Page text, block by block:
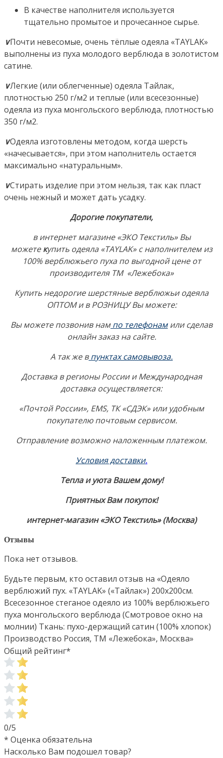
В качестве наполнителя используется
тщательно промытое и прочесанное сырье.
∨Почти невесомые, очень тёплые одеяла «TAYLAK»
выполнены из пуха молодого верблюда в золотистом
сатине.
∨Легкие (или облегченные) одеяла Тайлак,
плотностью 250 г/м2 и теплые (или всесезонные)
одеяла из пуха монгольского верблюда, плотностью
350 г/м2.
∨Одеяла изготовлены методом, когда шерсть
«начесывается», при этом наполнитель остается
максимально «натуральным».
∨Стирать изделие при этом нельзя, так как пласт
очень нежный и может дать усадку.
Дорогие покупатели,
в интернет магазине «ЭКО Текстиль» Вы
можетекупить одеяла «TAYLAK» с наполнителем из
100% верблюжьего пуха по выгодной цене от
производителя ТМ «Лежебока»
Купить недорогие шерстяные верблюжьи одеяла
ОПТОМ и в РОЗНИЦУ Вы можете:
Вы можете позвонив нам по телефонамили сделав
онлайн заказ на сайте.
А так же в пунктах самовывоза.
Доставка в регионы России и Международная
доставка осуществляется:
«Почтой России», EMS, ТК «СДЭК» или удобным
покупателю почтовым сервисом.
Отправление возможно наложенным платежом.
Условия доставки.
Тепла и уюта Вашем дому!
Приятных Вам покупок!
интернет-магазин «ЭКО Текстиль» (Москва)
Отзывы
Пока нет отзывов.
Будьте первым, кто оставил отзыв на «Одеяло
верблюжий пух. «TAYLAK» («Тайлак») 200х200см.
Всесезонное стеганое одеяло из 100% верблюжьего
пуха монгольского верблюда (Смотровое окно на
молнии) Ткань: пухо-держащий сатин (100% хлопок)
Производство Россия, ТМ «Лежебока», Москва»
Общий рейтинг*
0/5
* Оценка обязательна
Насколько Вам подошел товар?